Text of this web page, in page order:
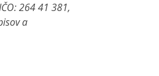
264 41 381,
a